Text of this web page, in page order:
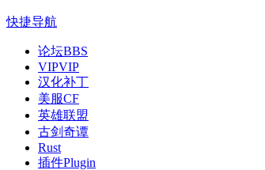
快捷导航
论坛BBS
VIPVIP
汉化补丁
美服CF
英雄联盟
古剑奇谭
Rust
插件Plugin